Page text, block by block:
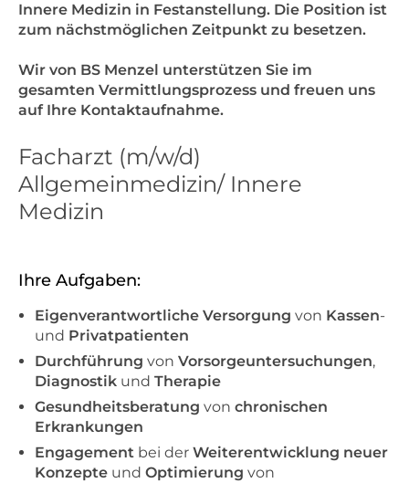
Innere Medizin in Festanstellung. Die Position ist
zum nächstmöglichen Zeitpunkt zu besetzen.
Wir von BS Menzel unterstützen Sie im
gesamten Vermittlungsprozess und freuen uns
auf Ihre Kontaktaufnahme.
Facharzt (m/w/d)
Allgemeinmedizin/ Innere
Medizin
Ihre Aufgaben:
Eigenverantwortliche Versorgung von Kassen-
und Privatpatienten
Durchführung von Vorsorgeuntersuchungen,
Diagnostik und Therapie
Gesundheitsberatung von chronischen
Erkrankungen
Engagement bei der Weiterentwicklung neuer
Konzepte und Optimierung von